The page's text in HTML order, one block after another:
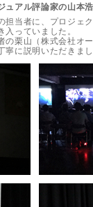
ュアル評論家の山本
担当者に、プロジェ
っていました。
の栗山（株式会社オ
寧に説明いただきま